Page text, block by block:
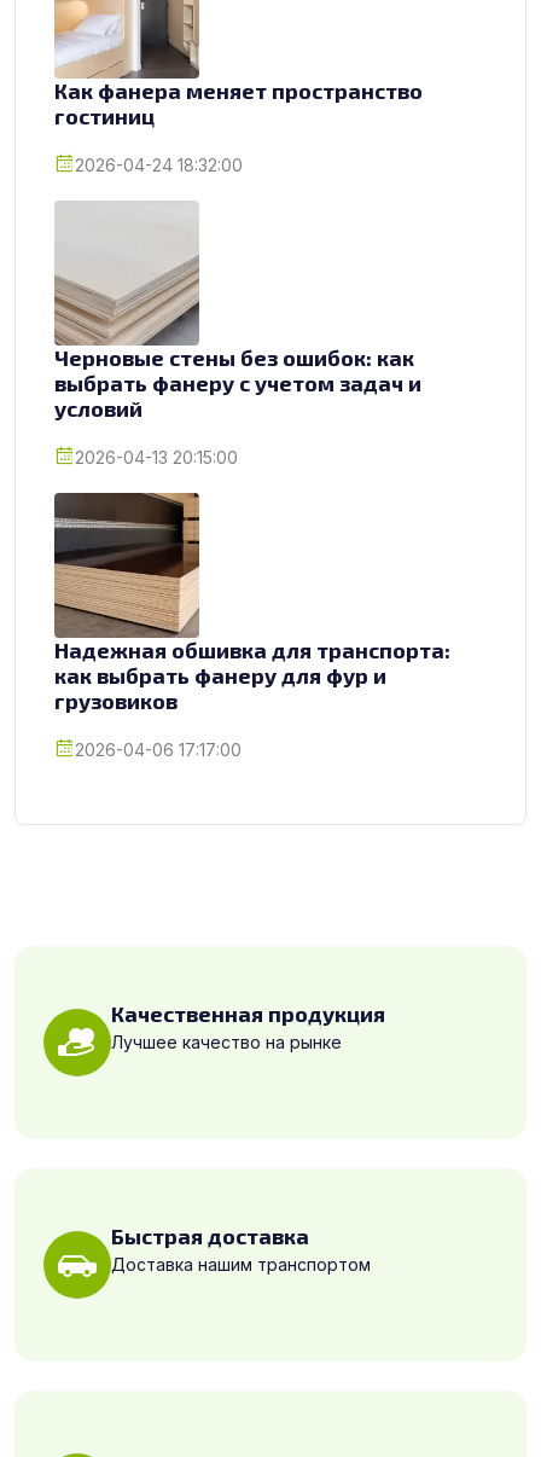
Как фанера меняет пространство
гостиниц
2026-04-24 18:32:00
Черновые стены без ошибок: как
выбрать фанеру с учетом задач и
условий
2026-04-13 20:15:00
Надежная обшивка для транспорта:
как выбрать фанеру для фур и
грузовиков
2026-04-06 17:17:00
Качественная продукция
Лучшее качество на рынке
Быстрая доставка
Доставка нашим транспортом